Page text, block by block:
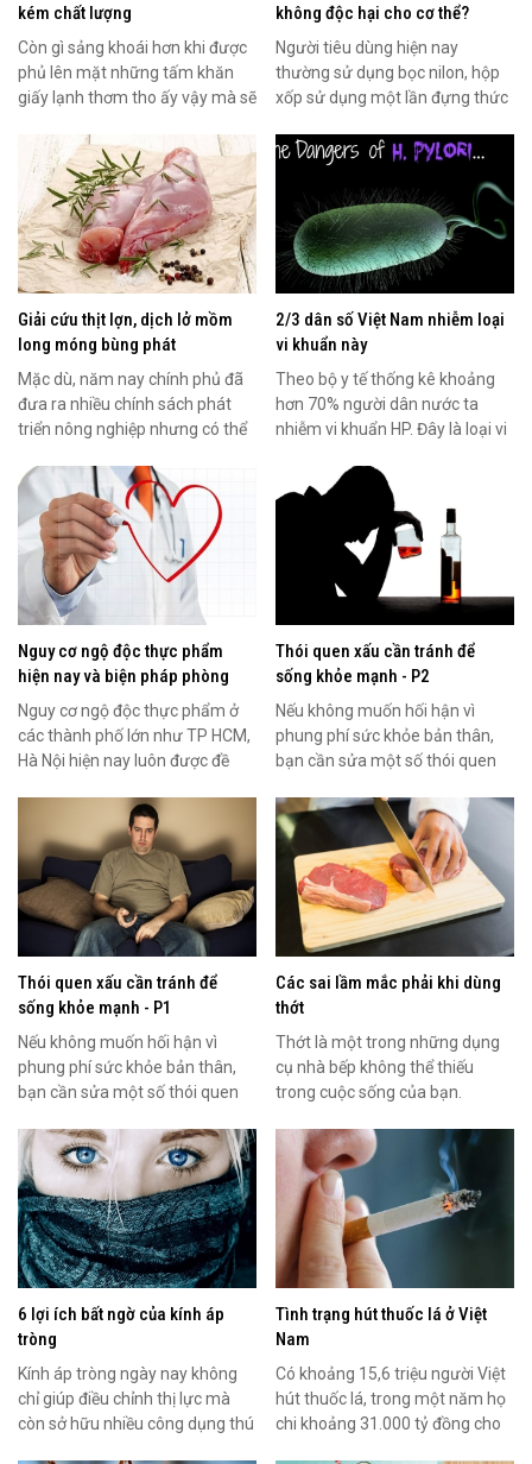
kém chất lượng
Còn gì sảng khoái hơn khi được
phủ lên mặt những tấm khăn
giấy lạnh thơm tho ấy vậy mà sẽ
không độc hại cho cơ thể?
Người tiêu dùng hiện nay
thường sử dụng bọc nilon, hộp
xốp sử dụng một lần đựng thức
Giải cứu thịt lợn, dịch lở mồm
long móng bùng phát
Mặc dù, năm nay chính phủ đã
đưa ra nhiều chính sách phát
triển nông nghiệp nhưng có thể
2/3 dân số Việt Nam nhiễm loại
vi khuẩn này
Theo bộ y tế thống kê khoảng
hơn 70% người dân nước ta
nhiễm vi khuẩn HP. Đây là loại vi
Nguy cơ ngộ độc thực phẩm
hiện nay và biện pháp phòng
chống
Nguy cơ ngộ độc thực phẩm ở
các thành phố lớn như TP HCM,
Hà Nội hiện nay luôn được đề
Thói quen xấu cần tránh để
sống khỏe mạnh - P2
Nếu không muốn hối hận vì
phung phí sức khỏe bản thân,
bạn cần sửa một số thói quen
Thói quen xấu cần tránh để
sống khỏe mạnh - P1
Nếu không muốn hối hận vì
phung phí sức khỏe bản thân,
bạn cần sửa một số thói quen
Các sai lầm mắc phải khi dùng
thớt
Thớt là một trong những dụng
cụ nhà bếp không thể thiếu
trong cuộc sống của bạn.
6 lợi ích bất ngờ của kính áp
tròng
Kính áp tròng ngày nay không
chỉ giúp điều chỉnh thị lực mà
còn sở hữu nhiều công dụng thú
Tình trạng hút thuốc lá ở Việt
Nam
Có khoảng 15,6 triệu người Việt
hút thuốc lá, trong một năm họ
chi khoảng 31.000 tỷ đồng cho